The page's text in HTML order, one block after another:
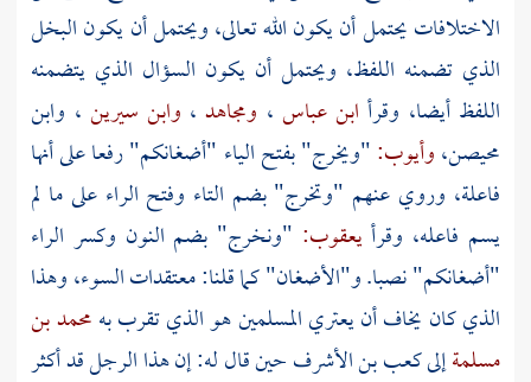
الاختلافات يحتمل أن يكون الله تعالى، ويحتمل أن يكون البخل
الذي تضمنه اللفظ، ويحتمل أن يكون السؤال الذي يتضمنه
اللفظ أيضا، وقرأ ابن عباس ، ومجاهد ، وابن سيرين ، وابن
محيصن،وأيوب:"ويخرج" بفتح الياء "أضغانكم" رفعا على أنها
فاعلة، وروي عنهم "وتخرج" بضم التاء وفتح الراء على ما لم
يسم فاعله، وقرأيعقوب: "ونخرج" بضم النون وكسر الراء
"أضغانكم" نصبا. و"الأضغان" كما قلنا: معتقدات السوء، وهذا
الذي كان يخاف أن يعتري المسلمين هو الذي تقرب بهمحمد بن
مسلمةإلىكعب بن الأشرفحين قال له: إن هذا الرجل قد أكثر